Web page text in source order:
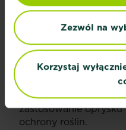
Zezwól na
Korzystaj
Grupuje się w kolonie i
pędach. Wysysa z
więdnięcia i
hamuje wzrost
zwalczać metodą
naturalnych wrogów
biedronki i złotooki.
zastosowanie
ochrony roślin.